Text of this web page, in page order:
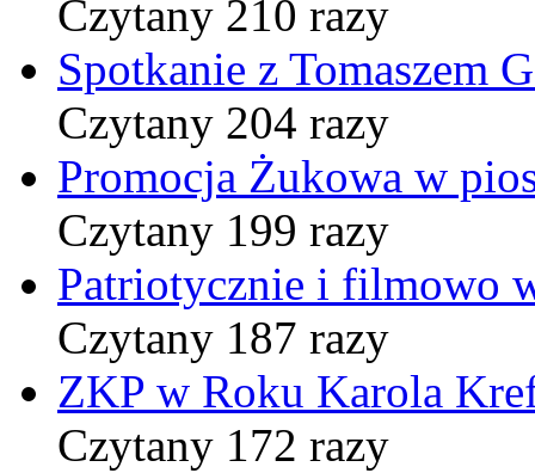
Czytany 210 razy
Spotkanie z Tomaszem
Czytany 204 razy
Promocja Żukowa w
Czytany 199 razy
Patriotycznie i filmowo
Czytany 187 razy
ZKP w Roku Karola
Czytany 172 razy